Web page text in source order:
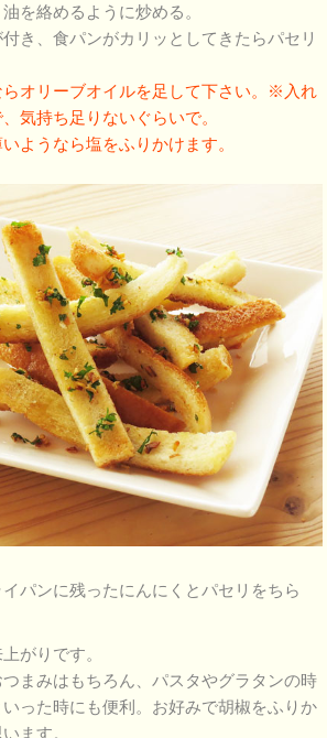
を絡めるように炒める。
き、食パンがカリッとしてきたらパセリ
オリーブオイルを足して下さい。※入れ
気持ち足りないぐらいで。
ようなら塩をふりかけます。
イパンに残ったにんにくとパセリをちら
がりです。
まみはもちろん、パスタやグラタンの時
った時にも便利。お好みで胡椒をふりか
ます。